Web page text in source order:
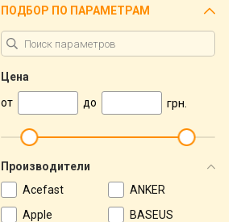
ПОДБОР ПО ПАРАМЕТРАМ
Цена
от
до грн.
Производители
Acefast
ANKER
Apple
BASEUS